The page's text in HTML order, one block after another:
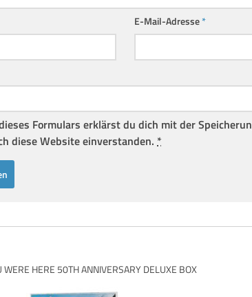
E-Mail-Adresse*
Formulars erklärst du dich mit der
diese Website einverstanden. *
WERE HERE 50TH ANNIVERSARY DELUXE BOX